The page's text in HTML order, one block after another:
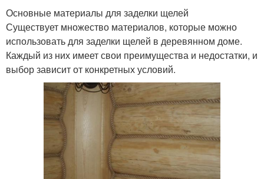
Основные материалы для заделки щелей
Существует множество материалов, которые можно
использовать для заделки щелей в деревянном доме.
Каждый из них имеет свои преимущества и недостатки, и
выбор зависит от конкретных условий.